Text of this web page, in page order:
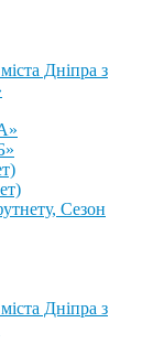
Дніпра з
Сезон
Дніпра з